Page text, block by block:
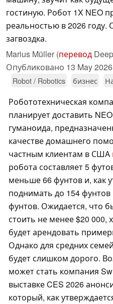
гостиную. Робот 1X NEO
реальностью в 2026
загвоздка.
Marius Müller (перевод
Опубликовано 13 May 2026
Robot / Robotics бизнес
Робототехническая
планирует доставить
гуманоида,
качестве домашнего
частным клиентам в США
робота составляет 5
меньше 66 фунтов и, как
поднимать до 154
фунтов. Ожидается, что
стоить не менее $20 000,
будет арендовать
Однако для средних
будет слишком дорого.
может стать компания
выставке CES 2026
который, как